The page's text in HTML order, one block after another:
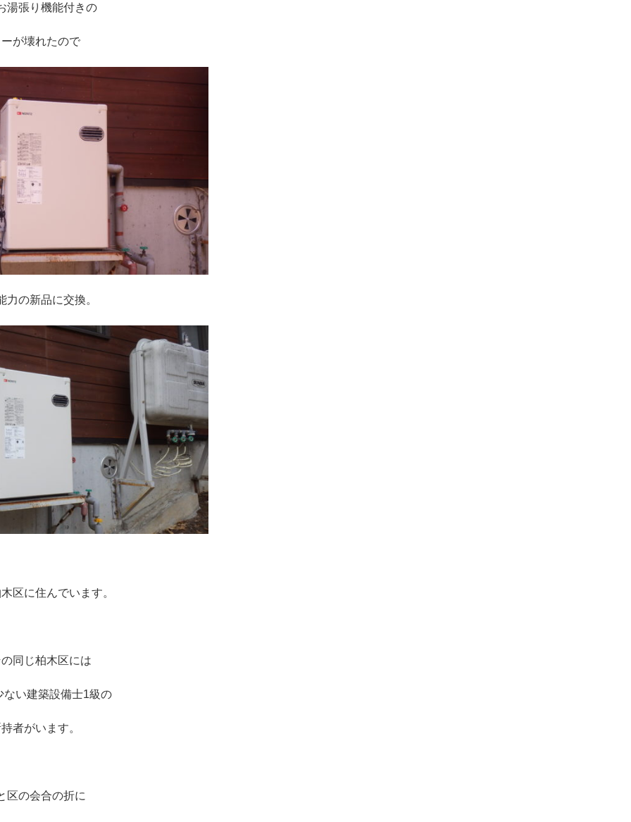
湯張り機能付きの
が壊れたので
力の新品に交換。
区に住んでいます。
同じ柏木区には
ない建築設備士1級の
者がいます。
区の会合の折に